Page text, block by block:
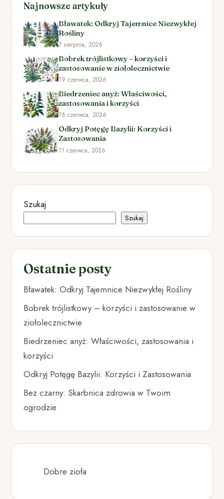
Najnowsze artykuły
Bławatek: Odkryj Tajemnice Niezwykłej
Rośliny
7 sierpnia, 2026
Bobrek trójlistkowy – korzyści i
zastosowanie w ziołolecznictwie
19 czerwca, 2026
Biedrzeniec anyż: Właściwości,
zastosowania i korzyści
16 czerwca, 2026
Odkryj Potęgę Bazylii: Korzyści i
Zastosowania
11 czerwca, 2026
Szukaj
Szukaj
Ostatnie posty
Bławatek: Odkryj Tajemnice Niezwykłej Rośliny
Bobrek trójlistkowy – korzyści i zastosowanie w
ziołolecznictwie
Biedrzeniec anyż: Właściwości, zastosowania i
korzyści
Odkryj Potęgę Bazylii: Korzyści i Zastosowania
Bez czarny: Skarbnica zdrowia w Twoim
ogrodzie
Dobre zioła